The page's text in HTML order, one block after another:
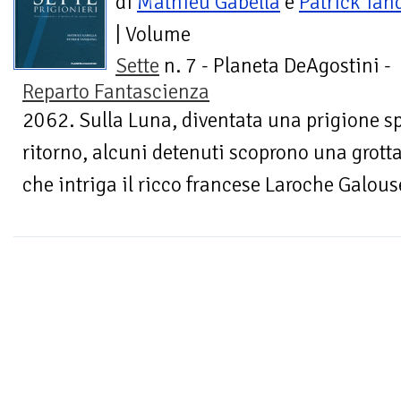
| Volume
Sette n. 7 - Planeta DeAgostini -
Reparto Fantascienza
2062. Sulla Luna, diventata una prigione
ritorno, alcuni detenuti scoprono una
che intriga il ricco francese Laroche